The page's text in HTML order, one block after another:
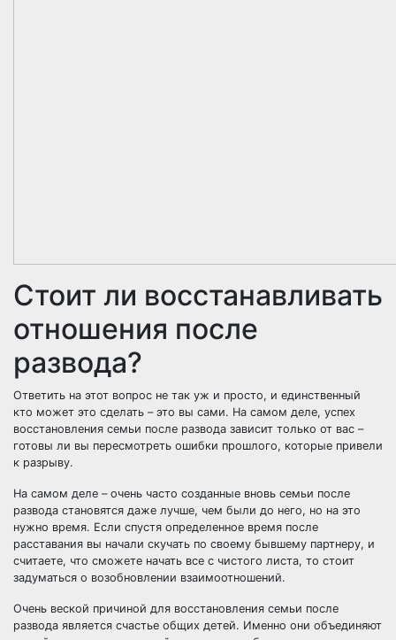
Стоит ли восстанавливать
отношения после
развода?
Ответить на этот вопрос не так уж и просто, и единственный
кто может это сделать – это вы сами. На самом деле, успех
восстановления семьи после развода зависит только от вас –
готовы ли вы пересмотреть ошибки прошлого, которые привели
к разрыву.
На самом деле – очень часто созданные вновь семьи после
развода становятся даже лучше, чем были до него, но на это
нужно время. Если спустя определенное время после
расставания вы начали скучать по своему бывшему партнеру, и
считаете, что сможете начать все с чистого листа, то стоит
задуматься о возобновлении взаимоотношений.
Очень веской причиной для восстановления семьи после
развода является счастье общих детей. Именно они объединяют